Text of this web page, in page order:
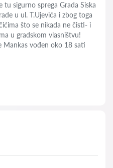
sigurno sprega Grada Siska
u ul. T.Ujevića i zbog toga
što se nikada ne čisti- i
u gradskom vlasništvu!
Mankas vođen oko 18 sati